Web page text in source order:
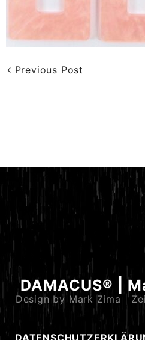
Previous Post
DAMACUS® |
Design by Mark Zima |